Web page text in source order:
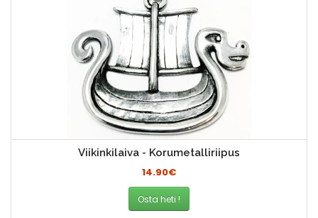
Viikinkilaiva - Korumetalliriipus
14.90€
Osta heti !